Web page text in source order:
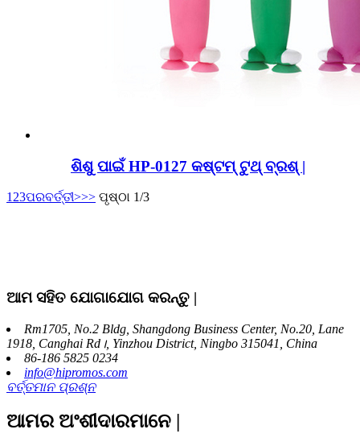
ଶିଶୁ ପାଇଁ HP-0127 କଷ୍ଟମ୍ ଟୁଥ୍ ବ୍ରଶ୍ |
1 23ପରବର୍ତ୍ତୀ>>> ପୃଷ୍ଠା 1/3
ଆମ ସହିତ ଯୋଗାଯୋଗ କରନ୍ତୁ |
Rm1705, No.2 Bldg, Shangdong Business Center, No.20, Lane
1918, Canghai Rd।, Yinzhou District, Ningbo 315041, China
86-186 5825 0234
info@hipromos.com
ବର୍ତ୍ତମାନ ପ୍ରଶ୍ନ
ଆମର ଅଂଶୀଦାରମାନେ |